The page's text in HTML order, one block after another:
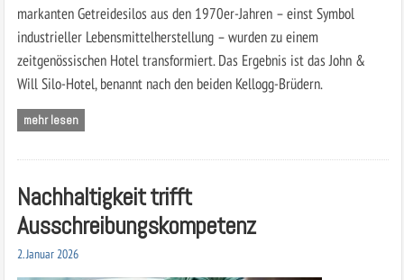
markanten Getreidesilos aus den 1970er-Jahren – einst Symbol
industrieller Lebensmittelherstellung – wurden zu einem
zeitgenössischen Hotel transformiert. Das Ergebnis ist das John &
Will Silo-Hotel, benannt nach den beiden Kellogg-Brüdern.
mehr lesen
Nachhaltigkeit trifft
Ausschreibungskompetenz
2. Januar 2026